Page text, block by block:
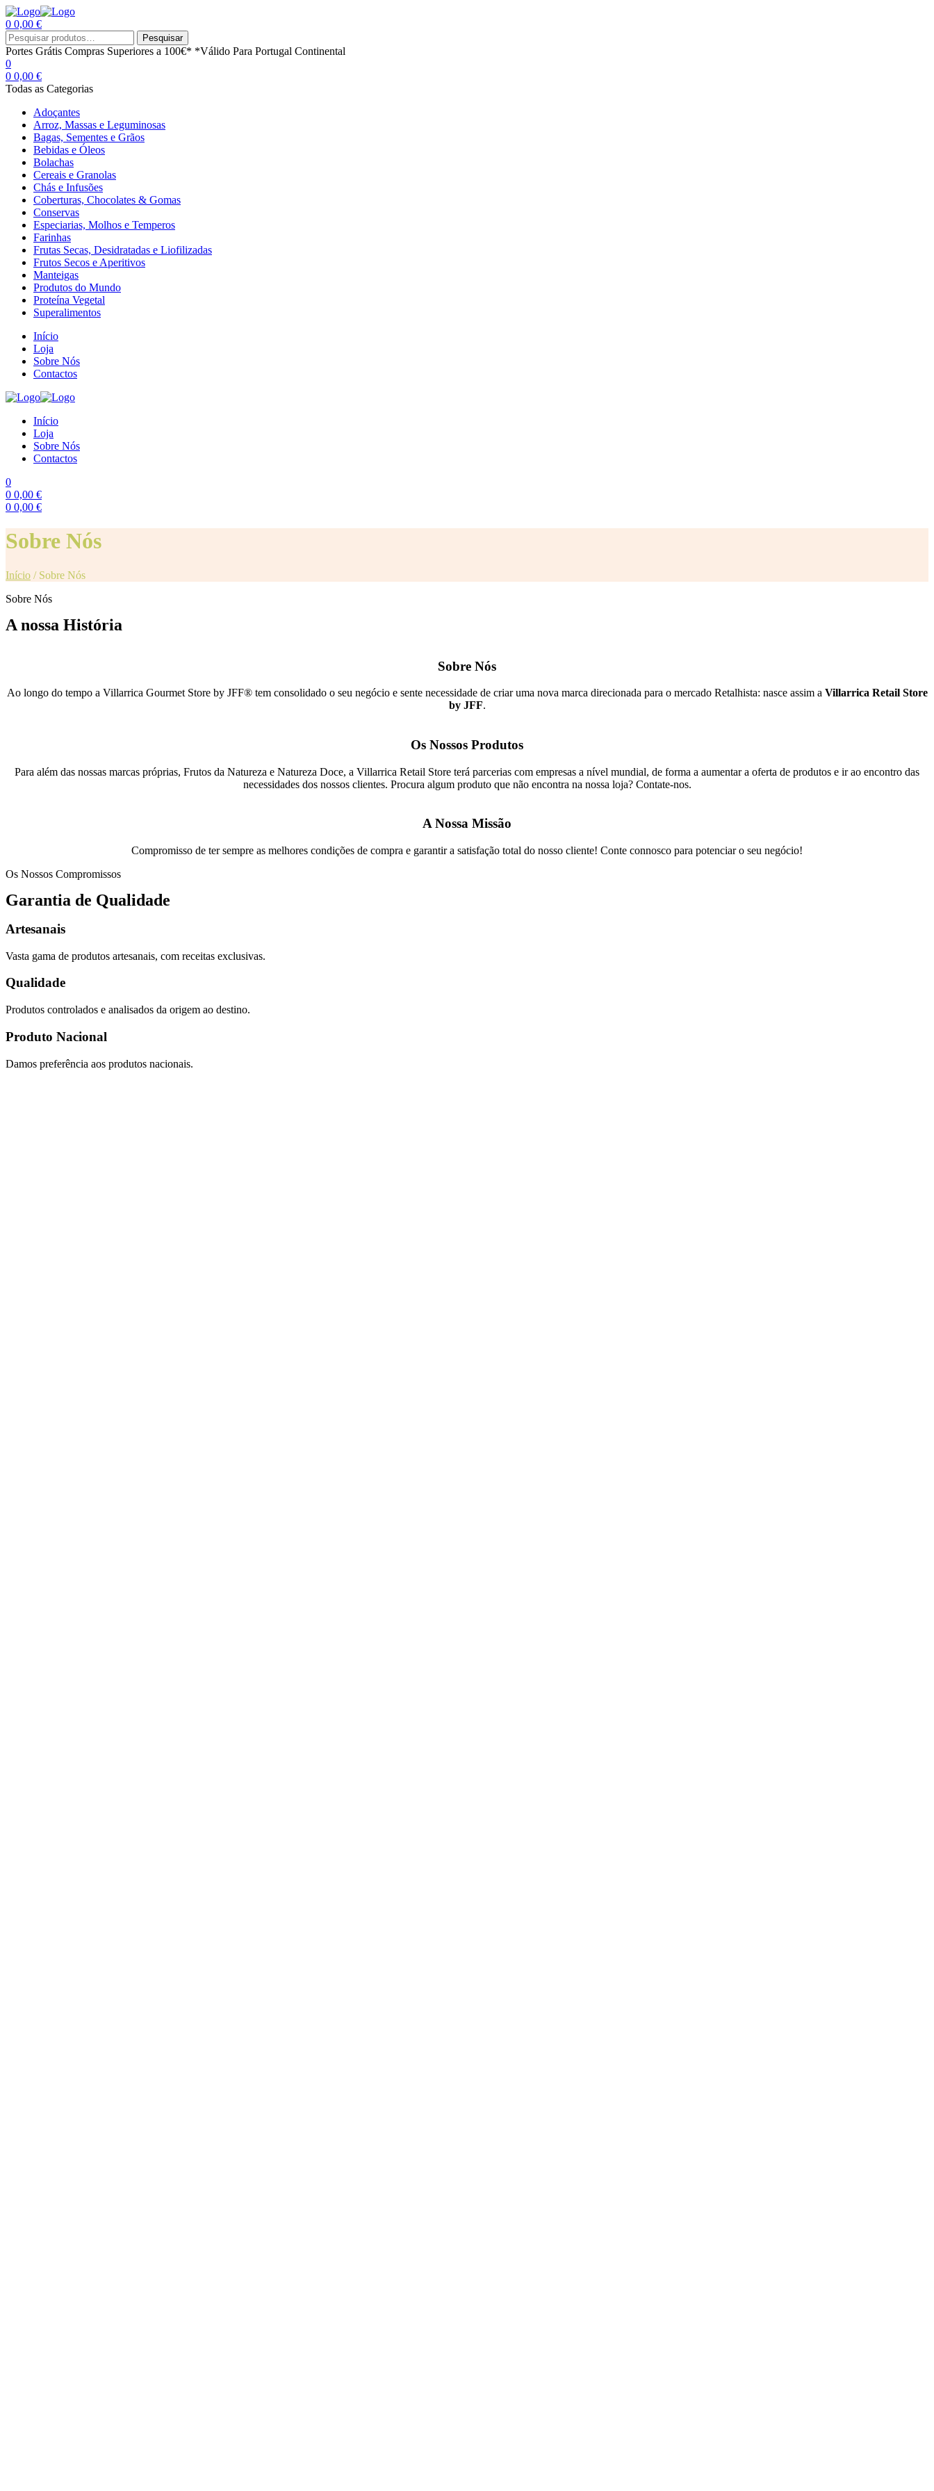
0 0,00 €
Menu
Procurar
por:
Pesquisar
Portes Grátis Compras Superiores a 100€* *Válido Para Portugal Continental
0
0 0,00 €
Todas as Categorias
Adoçantes
Arroz, Massas e Leguminosas
Bagas, Sementes e Grãos
Bebidas e Óleos
Bolachas
Cereais e Granolas
Chás e Infusões
Coberturas, Chocolates & Gomas
Conservas
Especiarias, Molhos e Temperos
Farinhas
Frutas Secas, Desidratadas e Liofilizadas
Frutos Secos e Aperitivos
Manteigas
Produtos do Mundo
Proteína Vegetal
Superalimentos
Início
Loja
Sobre Nós
Contactos
Início
Loja
Sobre Nós
Contactos
0
0 0,00 €
0 0,00 €
Sobre Nós
Início / Sobre Nós
Sobre Nós
A nossa História
Sobre Nós
Ao longo do tempo a Villarrica Gourmet Store by JFF® tem consolidado o seu negócio e sente necessidade de criar uma nova marca direcionada para o mercado Retalhista: nasce assim a Villarrica Retail Store
by JFF.
Os Nossos Produtos
Para além das nossas marcas próprias, Frutos da Natureza e Natureza Doce, a Villarrica Retail Store terá parcerias com empresas a nível mundial, de forma a aumentar a oferta de produtos e ir ao encontro das
necessidades dos nossos clientes. Procura algum produto que não encontra na nossa loja? Contate-nos.
A Nossa Missão
Compromisso de ter sempre as melhores condições de compra e garantir a satisfação total do nosso cliente! Conte connosco para potenciar o seu negócio!
Os Nossos Compromissos
Garantia de Qualidade
Artesanais
Vasta gama de produtos artesanais, com receitas exclusivas.
Qualidade
Produtos controlados e analisados da origem ao destino.
Produto Nacional
Damos preferência aos produtos nacionais.